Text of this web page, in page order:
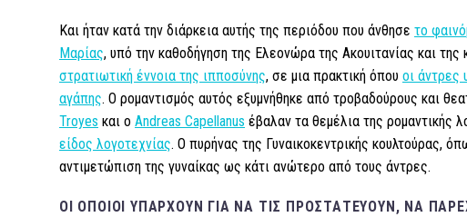
Και ήταν κατά την διάρκεια αυτής της περιόδου που άνθησε το
Μαρίας, υπό την καθοδήγηση της Ελεονώρα της Ακουιτανίας και της
στρατιωτική έννοια της ιπποσύνης, σε μια πρακτική όπου οι άντρες
αγάπης. Ο ρομαντισμός αυτός εξυμνήθηκε από τροβαδούρους και
Troyes και ο Andreas Capellanus έβαλαν τα θεμέλια της ρομαντικής
είδος λογοτεχνίας. Ο πυρήνας της Γυναικοκεντρικής κουλτούρας,
αντιμετώπιση της γυναίκας ως κάτι ανώτερο από τους άντρες.
ΟΙ ΟΠΟΊΟΙ ΥΠΆΡΧΟΥΝ ΓΙΑ ΝΑ ΤΙΣ ΠΡΟΣΤΑΤΕΎΟΥΝ, ΝΑ